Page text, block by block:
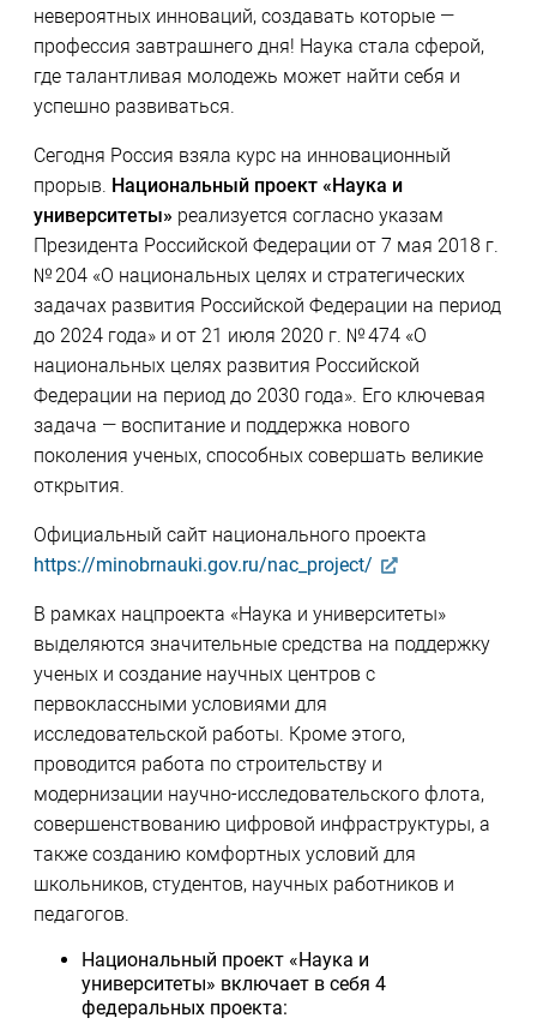
невероятных инноваций, создавать которые —
профессия завтрашнего дня! Наука стала сферой,
где талантливая молодежь может найти себя и
успешно развиваться.
Сегодня Россия взяла курс на инновационный
прорыв. Национальный проект «Наука и
университеты» реализуется согласно указам
Президента Российской Федерации от 7 мая 2018 г.
№ 204 «О национальных целях и стратегических
задачах развития Российской Федерации на период
до 2024 года» и от 21 июля 2020 г. № 474 «О
национальных целях развития Российской
Федерации на период до 2030 года». Его ключевая
задача — воспитание и поддержка нового
поколения ученых, способных совершать великие
открытия.
Официальный сайт национального проекта
https://minobrnauki.gov.ru/nac_project/
В рамках нацпроекта «Наука и университеты»
выделяются значительные средства на поддержку
ученых и создание научных центров с
первоклассными условиями для
исследовательской работы. Кроме этого,
проводится работа по строительству и
модернизации научно-исследовательского флота,
совершенствованию цифровой инфраструктуры, а
также созданию комфортных условий для
школьников, студентов, научных работников и
педагогов.
Национальный проект «Наука и
университеты» включает в себя 4
федеральных проекта: